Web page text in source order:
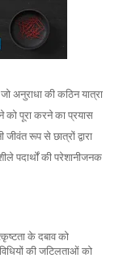
जो अनुराधा की कठिन यात्रा
को पूरा करने का प्रयास
जीवंत रूप से छात्रों द्वारा
पदार्थों की परेशानीजनक
के दबाव को
की जटिलताओं को